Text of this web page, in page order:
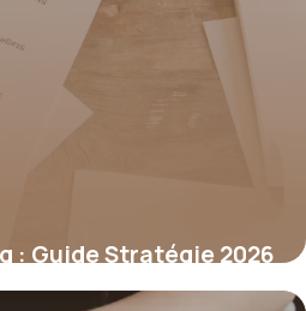
: Guide Stratégie 2026